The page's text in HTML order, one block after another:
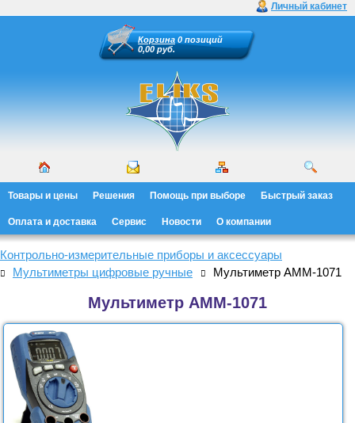
Личный кабинет
Корзина 0 позиций
0,00 руб.
Товары и цены Решения Помощь при выборе Быстрый заказ
Оплата и доставка Сервис Новости О компании
Контрольно-измерительные приборы и аксессуары
Мультиметры цифровые ручные
Мультиметр АММ-1071
Мультиметр АММ-1071